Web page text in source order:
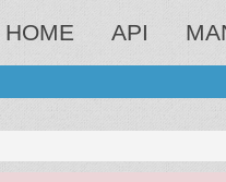
HOME API